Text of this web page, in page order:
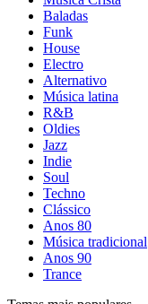
Baladas
Funk
House
Electro
Alternativo
Música latina
R&B
Oldies
Jazz
Indie
Soul
Techno
Clássico
Anos 80
Música tradicional
Anos 90
Trance